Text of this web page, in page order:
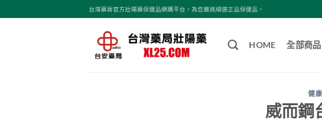
轉
台灣藥房官方壯陽藥保健品網購平台，為您嚴挑細選正品保健品。
HOME 全部商品
健
威而鋼